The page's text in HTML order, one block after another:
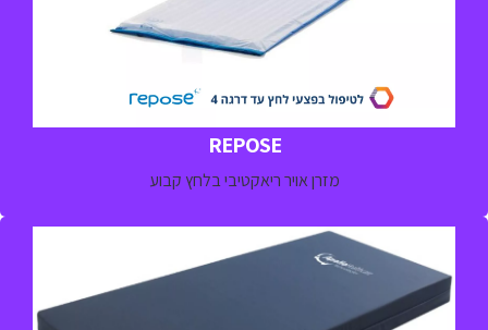
REPOSE
מזרן אויר ריאקטיבי בלחץ קבוע
03-5329157
מזרן ספוג מתקדם לפיזור לחצים תומך טיפול למטופלים